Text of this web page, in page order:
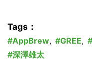
Tags：
AppBrew, GREE,
深澤雄太